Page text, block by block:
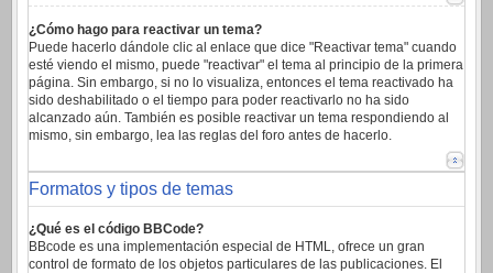
¿Cómo hago para reactivar un tema?
Puede hacerlo dándole clic al enlace que dice "Reactivar tema" cuando
esté viendo el mismo, puede "reactivar" el tema al principio de la primera
página. Sin embargo, si no lo visualiza, entonces el tema reactivado ha
sido deshabilitado o el tiempo para poder reactivarlo no ha sido
alcanzado aún. También es posible reactivar un tema respondiendo al
mismo, sin embargo, lea las reglas del foro antes de hacerlo.
Formatos y tipos de temas
¿Qué es el código BBCode?
BBcode es una implementación especial de HTML, ofrece un gran
control de formato de los objetos particulares de las publicaciones. El